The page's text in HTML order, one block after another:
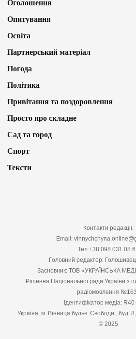
Оголошення
Опитування
Освіта
Партнерський матеріал
Погода
Політика
Привітання та поздоровлення
Просто про складне
Сад та город
Спорт
Тексти
Контакти редакції:
Email:
Тел:+38 098 031 08
Головний редактор:
Засновник: ТОВ «УКРАЇНСЬКА
Рішення Національної ради України з
радіомовлення
Ідентифікатор медіа:
Україна, м. Вінниця бульв. Свободи , буд.
© 2025